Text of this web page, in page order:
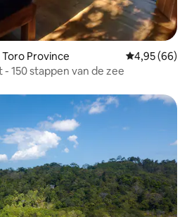
Province Gemiddelde
4,95 (66)
150 stappen van de zee